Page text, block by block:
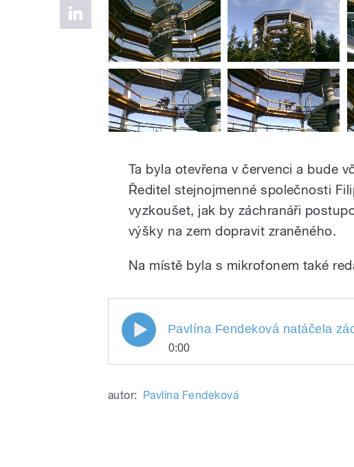
Ta byla otevřena v červenci a bude
Ředitel stejnojmenné společnosti
vyzkoušet, jak by záchranáři
výšky na zem dopravit zraněného.
Na místě byla s mikrofonem také
Pavlína Fendeková natáčela
0:00
cvičené v korunách
autor: Pavlína Fendeková